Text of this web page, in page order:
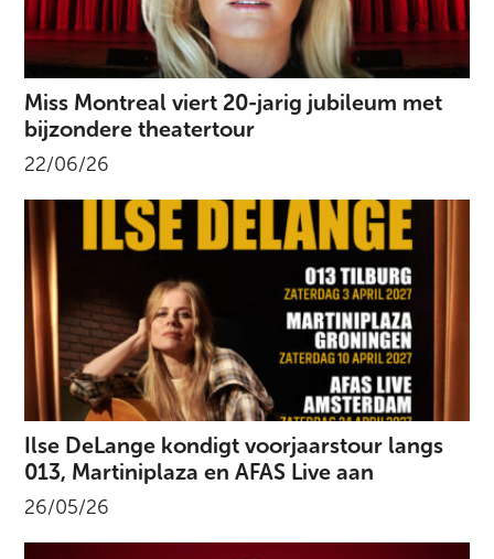
Miss Montreal viert 20-jarig jubileum met
bijzondere theatertour
22/06/26
Ilse DeLange kondigt voorjaarstour langs
013, Martiniplaza en AFAS Live aan
26/05/26